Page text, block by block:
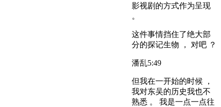
影视剧的方式作为呈现
。
这件事情挡住了绝大部
分的探记生物 ， 对吧 ？
潘乱5:49
但我在一开始的时候 ，
我对东吴的历史我也不
熟悉 。 我是一点一点往